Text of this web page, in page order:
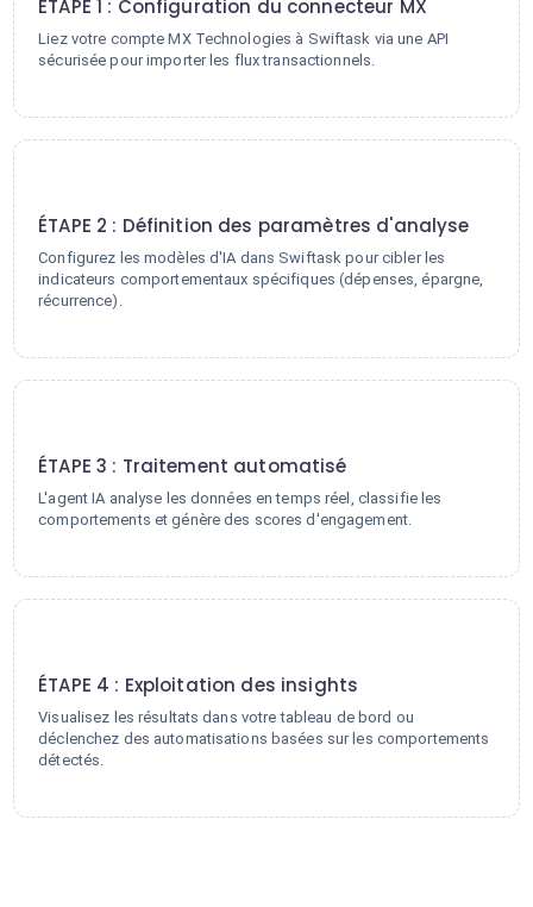
ÉTAPE 1 : Configuration du connecteur MX
Liez votre compte MX Technologies à Swiftask via une API
sécurisée pour importer les flux transactionnels.
ÉTAPE 2 : Définition des paramètres d'analyse
Configurez les modèles d'IA dans Swiftask pour cibler les
indicateurs comportementaux spécifiques (dépenses, épargne,
récurrence).
ÉTAPE 3 : Traitement automatisé
L'agent IA analyse les données en temps réel, classifie les
comportements et génère des scores d'engagement.
ÉTAPE 4 : Exploitation des insights
Visualisez les résultats dans votre tableau de bord ou
déclenchez des automatisations basées sur les comportements
détectés.